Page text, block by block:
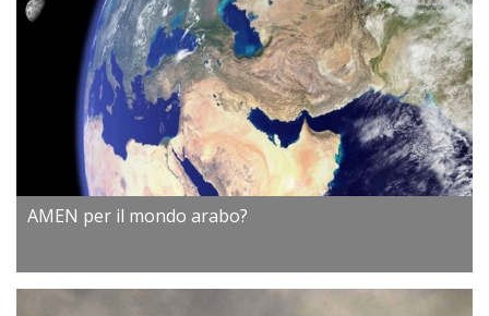
AMEN per il mondo arabo?